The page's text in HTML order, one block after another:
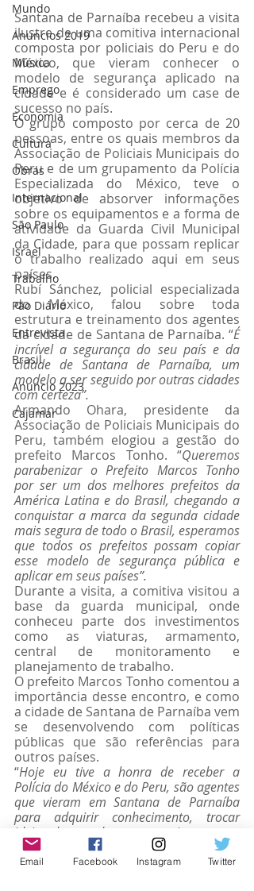
Mundo
Anuncios 2019
Música
Emprego
Economia
Cultura
Obras
Internacional
São Paulo
Israel
Trabalho
Pão Diário
Entrevista
Brasil
Anuncio 2023
Cajamar
Santana de Parnaíba recebeu a visita
ilustre de uma comitiva internacional
composta por policiais do Peru e do
México, que vieram conhecer o
modelo de segurança aplicado na
cidade e é considerado um case de
sucesso no país.
O grupo composto por cerca de 20
pessoas, entre os quais membros da
Associação de Policiais Municipais do
Peru e de um grupamento da Polícia
Especializada do México, teve o
objetivo de absorver informações
sobre os equipamentos e a forma de
atividade da Guarda Civil Municipal
da Cidade, para que possam replicar
o trabalho realizado aqui em seus
países.
Rubí Sánchez, policial especializada
do México, falou sobre toda
estrutura e treinamento dos agentes
da cidade de Santana de Parnaíba. “É
incrível a segurança do seu país e da
cidade de Santana de Parnaíba, um
modelo a ser seguido por outras cidades
com certeza”.
Armando Ohara, presidente da
Associação de Policiais Municipais do
Peru, também elogiou a gestão do
prefeito Marcos Tonho. “Queremos
parabenizar o Prefeito Marcos Tonho
por ser um dos melhores prefeitos da
América Latina e do Brasil, chegando a
conquistar a marca da segunda cidade
mais segura de todo o Brasil, esperamos
que todos os prefeitos possam copiar
esse modelo de segurança pública e
aplicar em seus países”.
Durante a visita, a comitiva visitou a
base da guarda municipal, onde
conheceu parte dos investimentos
como as viaturas, armamento,
central de monitoramento e
planejamento de trabalho.
O prefeito Marcos Tonho comentou a
importância desse encontro, e como
a cidade de Santana de Parnaíba vem
se desenvolvendo com políticas
públicas que são referências para
outros países.
“Hoje eu tive a honra de receber a
Polícia do México e do Peru, são agentes
que vieram em Santana de Parnaíba
para adquirir conhecimento, trocar
ideias do que deu certo aqui em nossa
cidade para que eles possam levar essas
políticas públicas de segurança para
Email Facebook Instagram Twitter